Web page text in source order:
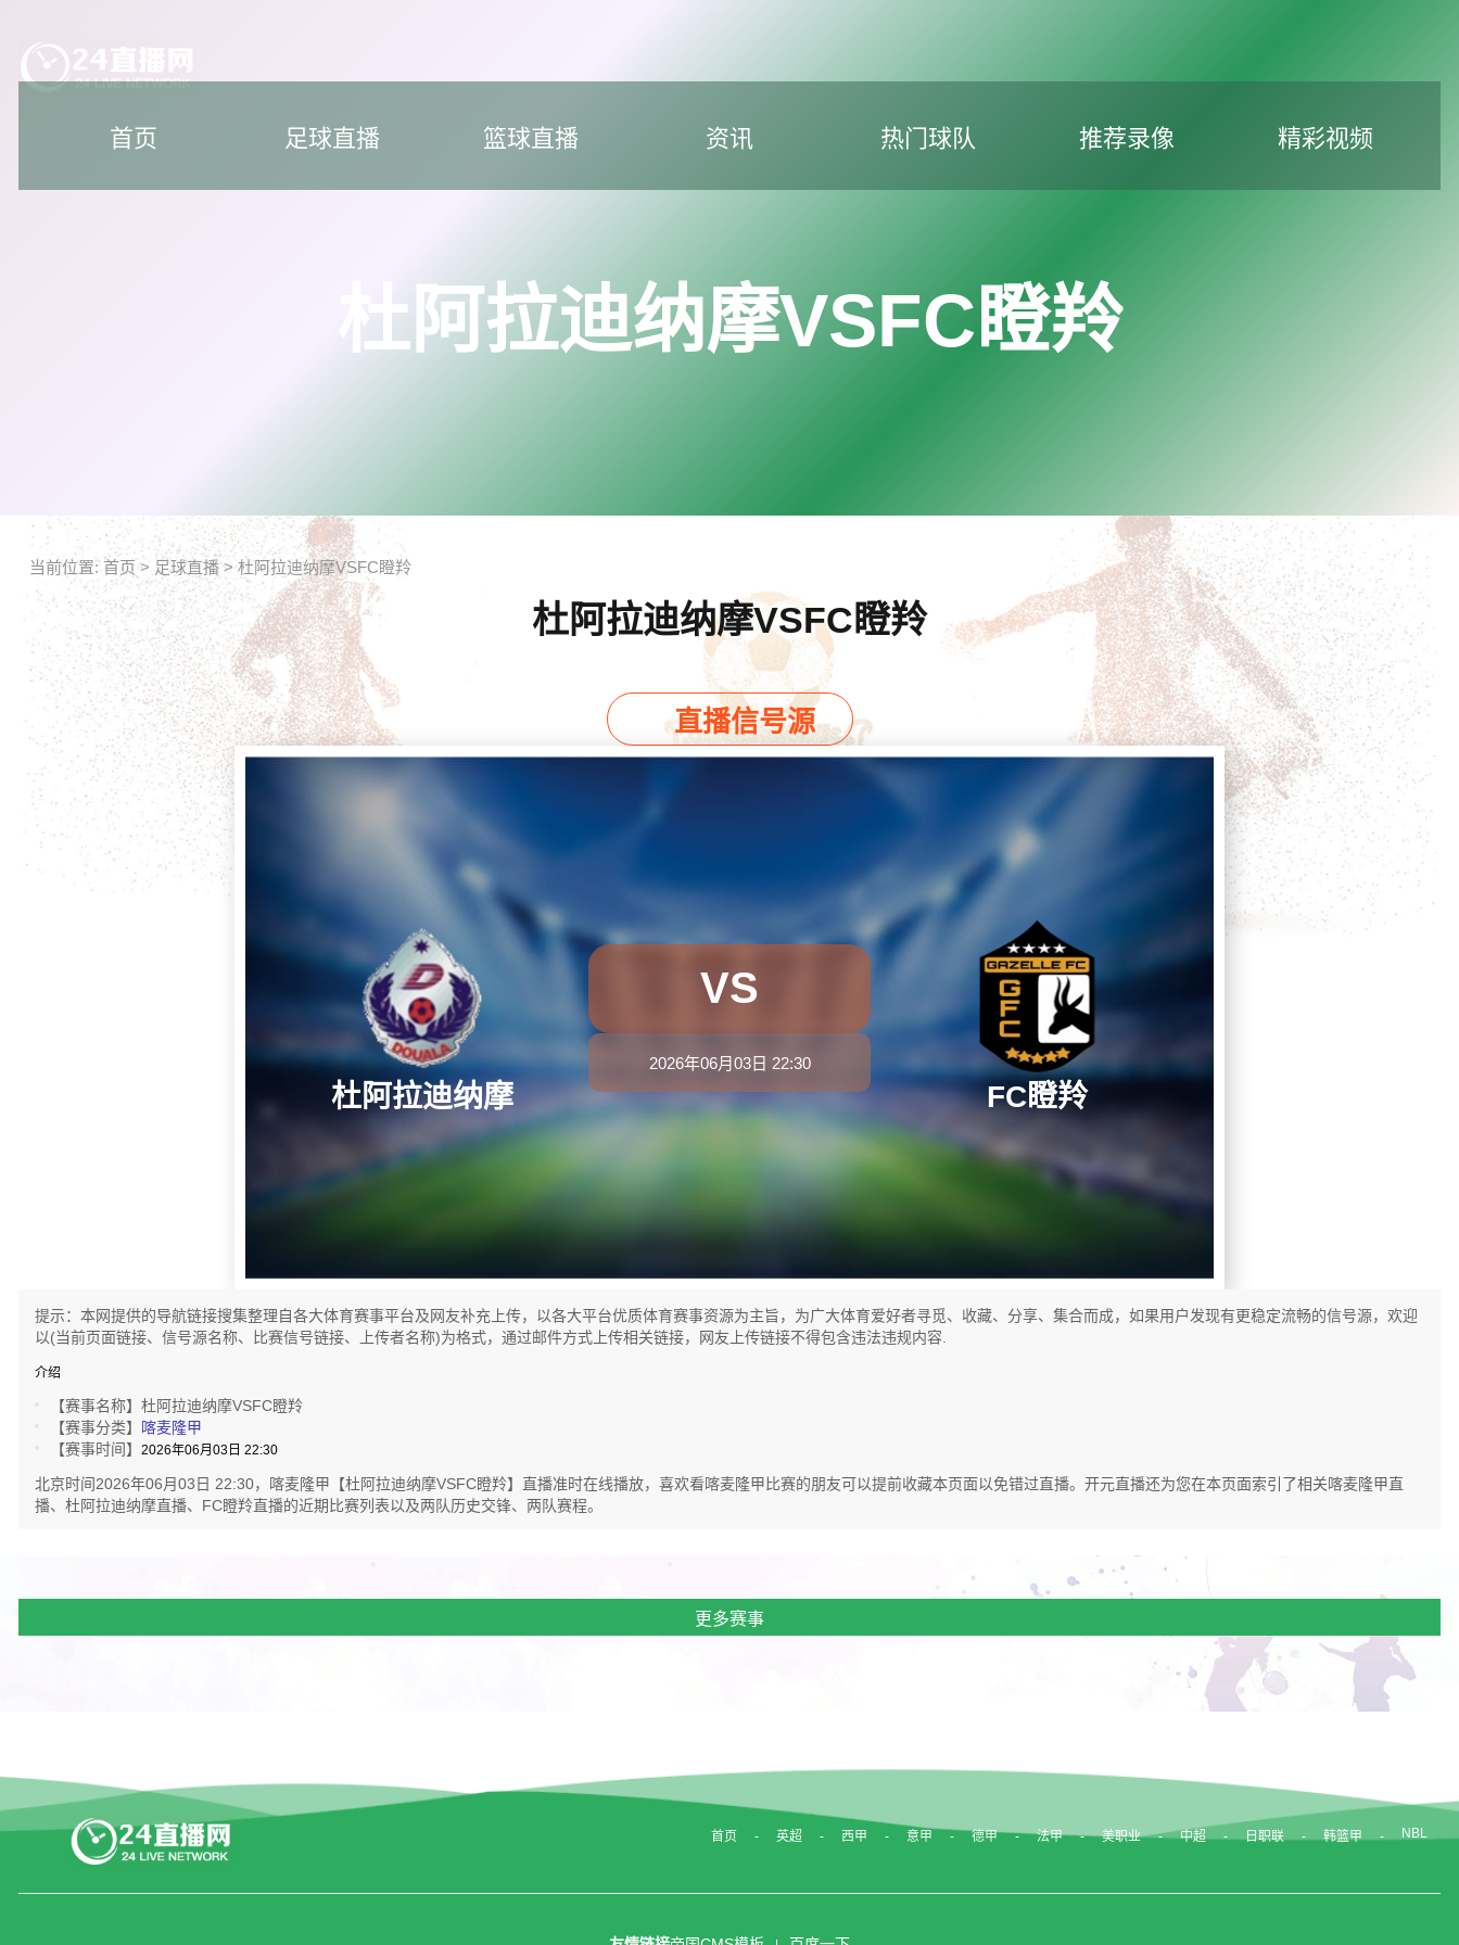
首页 足球直播 篮球直播 资讯 热门球队 推荐录像 精彩视频
杜阿拉迪纳摩VSFC瞪羚
当前位置: 首页 > 足球直播>杜阿拉迪纳摩VSFC瞪羚
杜阿拉迪纳摩VSFC瞪羚
直播信号源
杜阿拉迪纳摩
VS
2026年06月03日 22:30
FC瞪羚
提示：本网提供的导航链接搜集整理自各大体育赛事平台及网友补充上传，以各大平台优质体育赛事资源为主旨，为广大体育爱好者寻觅、收藏、分享、集合而成，如果用户发现有更稳定流畅的信号源，欢迎
以(当前页面链接、信号源名称、比赛信号链接、上传者名称)为格式，通过邮件方式上传相关链接，网友上传链接不得包含违法违规内容.
介绍
【赛事名称】 杜阿拉迪纳摩VSFC瞪羚
【赛事分类】
喀麦隆甲
【赛事时间】 2026年06月03日 22:30
北京时间2026年06月03日 22:30，喀麦隆甲【杜阿拉迪纳摩VSFC瞪羚】直播准时在线播放，喜欢看喀麦隆甲比赛的朋友可以提前收藏本页面以免错过直播。开元直播还为您在本页面索引了相关喀麦隆甲直
播、杜阿拉迪纳摩直播、FC瞪羚直播的近期比赛列表以及两队历史交锋、两队赛程。
更多赛事
首页 英超 西甲 意甲 德甲 法甲 美职业 中超 日职联 韩篮甲 NBL